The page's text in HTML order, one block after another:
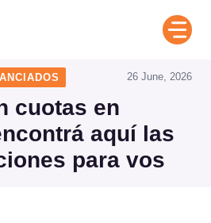
cuotas en
aquí las
para vos
26 June, 2026